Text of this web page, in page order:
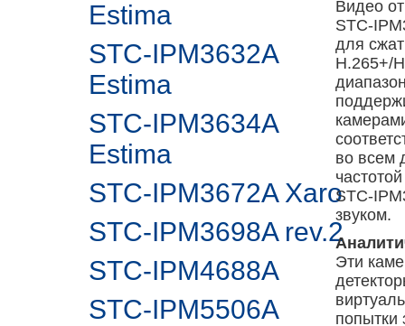
Estima
STC-IPM3632A
Estima
STC-IPM3634A
Estima
STC-IPM3672A Xaro
STC-IPM3698A rev.2
STC-IPM4688A
STC-IPM5506A
Видео
STC-
для
H.265+/
во всем
STC-
звуком.
Эти
попытки